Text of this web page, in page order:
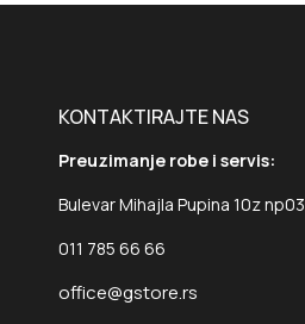
KONTAKTIRAJTE NAS
Preuzimanje robe i servis:
Bulevar Mihajla Pupina 10z np03
011 785 66 66
office@gstore.rs